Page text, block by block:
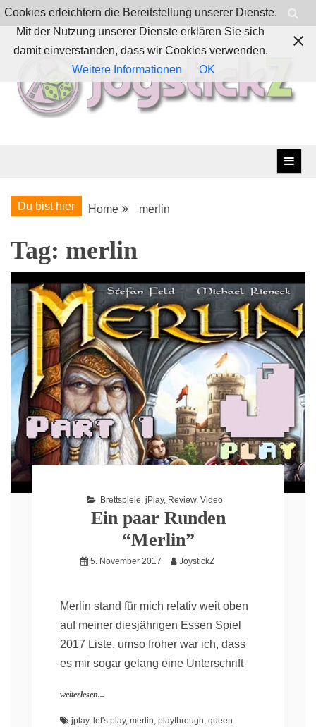
Skip
to
content
JoystickZ
Du bist hier Home merlin
Tag: merlin
Brettspiele, jPlay, Review, Video
Ein paar Runden
“Merlin”
5. November 2017 JoystickZ
Merlin stand für mich relativ weit oben
auf meiner diesjährigen Essen Spiel
2017 Liste, umso froher war ich, dass
es mir sogar gelang eine Unterschrift
weiterlesen...
jplay, let's play, merlin, playthrough, queen
Cookies erleichtern die Bereitstellung unserer Dienste.
Mit der Nutzung unserer Dienste erklären Sie sich
damit einverstanden, dass wir Cookies verwenden.
Weitere Informationen
OK